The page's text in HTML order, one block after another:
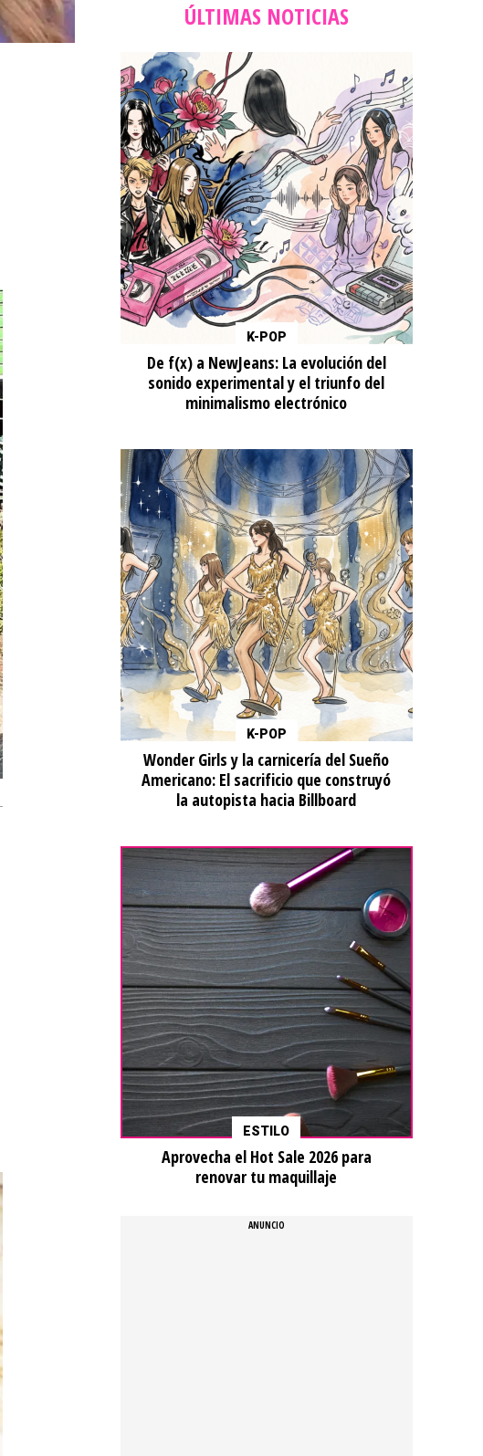
ÚLTIMAS NOTICIAS
K-POP
De f(x) a NewJeans: La evolución del
sonido experimental y el triunfo del
minimalismo electrónico
K-POP
Wonder Girls y la carnicería del Sueño
Americano: El sacrificio que construyó
la autopista hacia Billboard
ESTILO
Aprovecha el Hot Sale 2026 para
renovar tu maquillaje